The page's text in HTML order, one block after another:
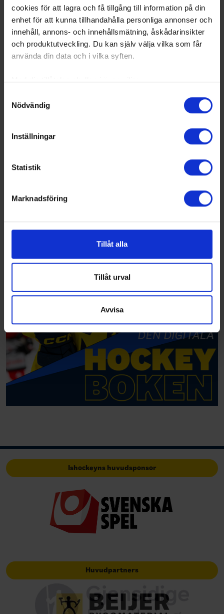
cookies för att lagra och få tillgång till information på din
enhet för att kunna tillhandahålla personliga annonser och
innehåll, annons- och innehållsmätning, åskådarinsikter
och produktutveckling. Du kan själv välja vilka som får
använda din data och i vilka syften.
Med din tillåtelse skulle vi även vilja:
som kan ha en noggrannhet på upp till flera meter
Ta reda på mer om hur dina personliga uppgifter
Du kan ändra eller dra tillbaka ditt samtycke när som
Vi använder enhetsidentifierare för att anpassa innehållet
för sociala medier och analysera vår trafik. Vi
vidarebefordrar även sådana identifierare och annan
annons- och analysföretag som vi samarbetar med.
Dessa kan i sin tur kombinera informationen med annan
samlat in när du har använt deras tjänster.
Nödvändig
Inställningar
Statistik
Marknadsföring
Tillåt alla
Tillåt urval
Avvisa
Ishockeyns huvudsponsor
Huvudpartners